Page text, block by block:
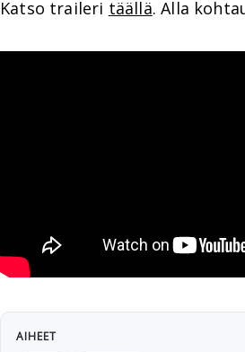
Katso traileri täällä. Alla
AIHEET